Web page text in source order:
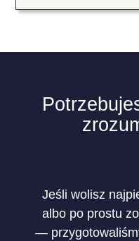
Jeśli wolisz
albo po prostu
—